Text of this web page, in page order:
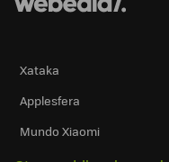
Xataka
Applesfera
Mundo Xiaomi